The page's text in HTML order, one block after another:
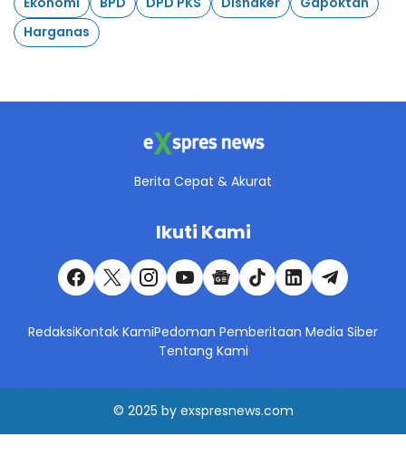
Harganas
Berita Cepat & Akurat
Ikuti Kami
RedaksiKontak KamiPedoman Pemberitaan Media Siber
Tentang Kami
© 2025 by exspresnews.com